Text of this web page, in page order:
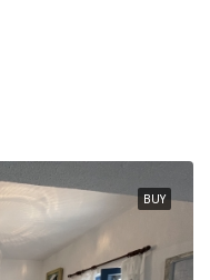
BUY